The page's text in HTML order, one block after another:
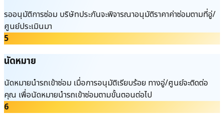
รออนุมัติการซ่อม บริษัทประกันจะพิจารณาอนุมัติราคาค่าซ่อมตามที่อู่/
ศูนย์ประเมินมา
5
นัดหมาย
นัดหมายนำรถเข้าซ่อม เมื่อการอนุมัติเรียบร้อย ทางอู่/ศูนย์จะติดต่อ
คุณ เพื่อนัดหมายนำรถเข้าซ่อมตามขั้นตอนต่อไป
6